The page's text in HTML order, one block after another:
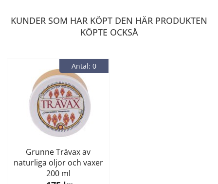
KUNDER SOM HAR KÖPT DEN HÄR PRODUKTEN
KÖPTE OCKSÅ
Antal: 0
Grunne Trävax av
naturliga oljor och vaxer
200 ml